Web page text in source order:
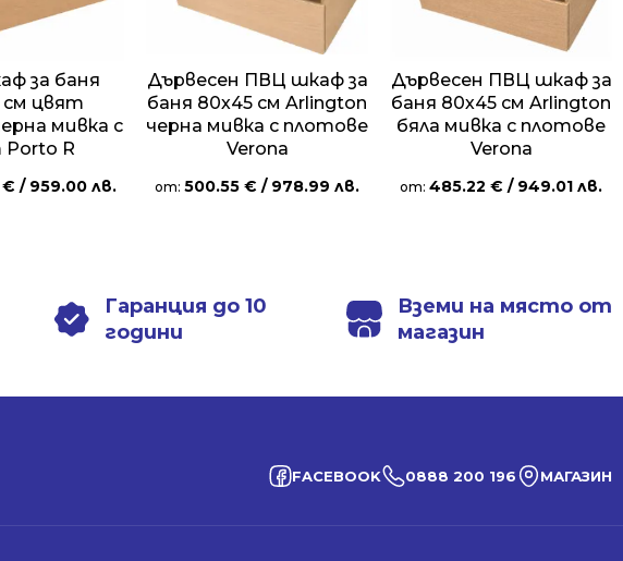
за баня
см цвят
мивка с
R
€ / 959.00 лв.
Дървесен ПВЦ шкаф за
баня 80х45 см Arlington
черна мивка с плотове
Verona
от: 500.55 € / 978.99 лв.
Дървесен ПВЦ шкаф за
баня 80х45 см Arlington
бяла мивка с плотове
Verona
от: 485.22 € / 949.01 лв.
Гаранция до 10
години
Вземи на място от
магазин
FACEBOOK 0888 200 196 МАГАЗИН